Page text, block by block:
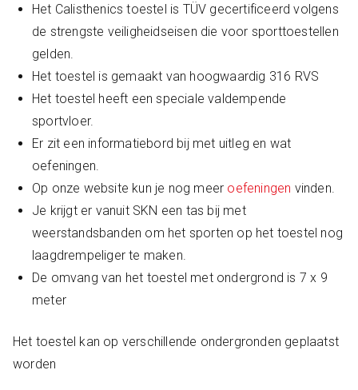
Het Calisthenics toestel is TÜV gecertificeerd volgens
de strengste veiligheidseisen die voor sporttoestellen
gelden.
Het toestel is gemaakt van hoogwaardig 316 RVS
Het toestel heeft een speciale valdempende
sportvloer.
Er zit een informatiebord bij met uitleg en wat
oefeningen.
Op onze website kun je nog meer oefeningen vinden.
Je krijgt er vanuit SKN een tas bij met
weerstandsbanden om het sporten op het toestel nog
laagdrempeliger te maken.
De omvang van het toestel met ondergrond is 7 x 9
meter
Het toestel kan op verschillende ondergronden geplaatst
worden